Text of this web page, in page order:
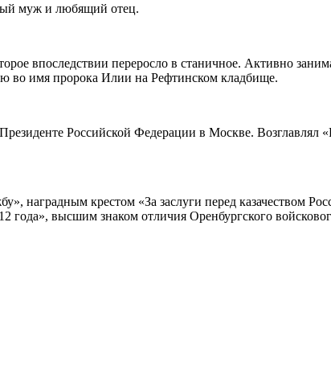
муж и любящий отец.
впоследствии переросло в станичное. Активно
во имя пророка Илии на Рефтинском кладбище.
Российской Федерации в Москве. Возглавлял
наградным крестом «За заслуги перед казачеством
высшим знаком отличия Оренбургского